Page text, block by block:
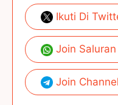
Ikuti Di
Join
Join